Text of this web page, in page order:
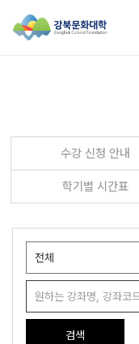
수강 신청 안내
학기별 시간표
검색